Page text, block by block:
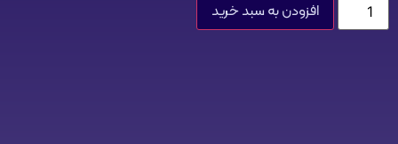
افزودن به سبد خرید